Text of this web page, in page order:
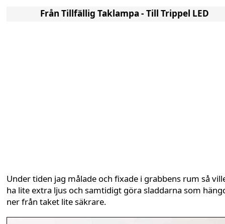
Från Tillfällig Taklampa - Till Trippel LED
Under tiden jag målade och fixade i grabbens rum så
ha lite extra ljus och samtidigt göra sladdarna som
ner från taket lite säkrare.